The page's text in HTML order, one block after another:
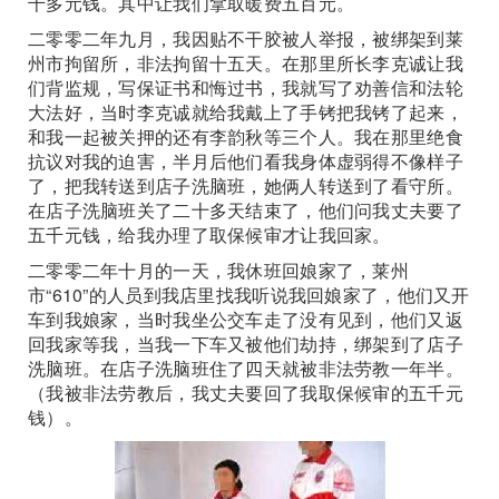
二零零二年九月，我因贴不干胶被人举报，被绑架到莱
州市拘留所，非法拘留十五天。在那里所长李克诚让我
们背监规，写保证书和悔过书，我就写了劝善信和法轮
大法好，当时李克诚就给我戴上了手铐把我铐了起来，
和我一起被关押的还有李韵秋等三个人。我在那里绝食
抗议对我的迫害，半月后他们看我身体虚弱得不像样子
了，把我转送到店子洗脑班，她俩人转送到了看守所。
在店子洗脑班关了二十多天结束了，他们问我丈夫要了
五千元钱，给我办理了取保候审才让我回家。
二零零二年十月的一天，我休班回娘家了，莱州
市“610”的人员到我店里找我听说我回娘家了，他们又开
车到我娘家，当时我坐公交车走了没有见到，他们又返
回我家等我，当我一下车又被他们劫持，绑架到了店子
洗脑班。在店子洗脑班住了四天就被非法劳教一年半。
（我被非法劳教后，我丈夫要回了我取保候审的五千元
钱）。